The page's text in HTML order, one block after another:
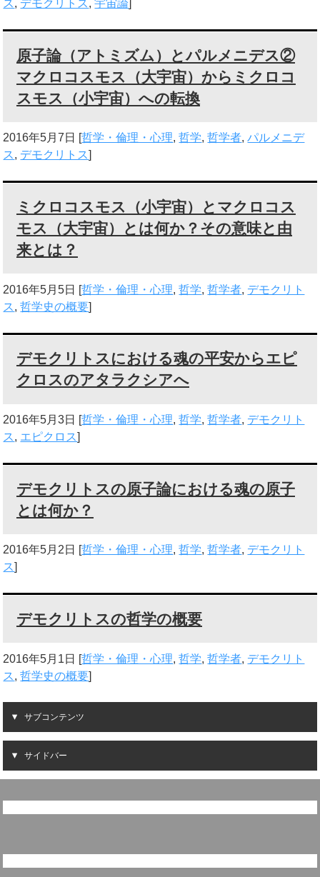
ス, デモクリトス,宇宙論]
原子論（アトミズム）とパルメニデス②
マクロコスモス（大宇宙）からミクロコ
スモス（小宇宙）への転換
2016年5月7日 [哲学・倫理・心理,哲学,哲学者,パルメニデ
ス, デモクリトス]
ミクロコスモス（小宇宙）とマクロコス
モス（大宇宙）とは何か？その意味と由
来とは？
2016年5月5日 [哲学・倫理・心理,哲学,哲学者, デモクリト
ス,哲学史の概要]
デモクリトスにおける魂の平安からエピ
クロスのアタラクシアへ
2016年5月3日 [哲学・倫理・心理,哲学,哲学者, デモクリト
ス, エピクロス]
デモクリトスの原子論における魂の原子
とは何か？
2016年5月2日 [哲学・倫理・心理,哲学,哲学者, デモクリト
ス]
デモクリトスの哲学の概要
2016年5月1日 [哲学・倫理・心理,哲学,哲学者, デモクリト
ス,哲学史の概要]
サブコンテンツ
サイドバー